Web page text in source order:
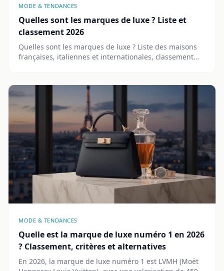
MODE & TENDANCES
Quelles sont les marques de luxe ? Liste et
classement 2026
Quelles sont les marques de luxe ? Liste des maisons
françaises, italiennes et internationales, classement
MODE & TENDANCES
Quelle est la marque de luxe numéro 1 en 2026
? Classement, critères et alternatives
En 2026, la marque de luxe numéro 1 est LVMH (Moët